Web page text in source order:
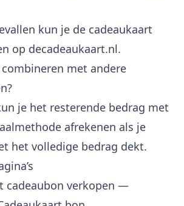
kun je de cadeaukaart
op decadeaukaart.nl.
met andere
je het resterende bedrag met
afrekenen als je
het volledige bedrag dekt.
cadeaubon verkopen —